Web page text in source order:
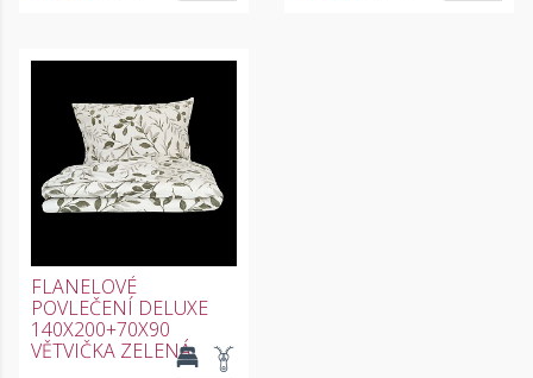
FLANELOVÉ
POVLEČENÍ DELUXE
140X200+70X90
VĚTVIČKA ZELENÁ